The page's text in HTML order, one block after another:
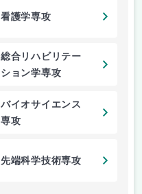
看護学専攻
総合リハビリテー
ション学専攻
バイオサイエンス
専攻
先端科学技術専攻